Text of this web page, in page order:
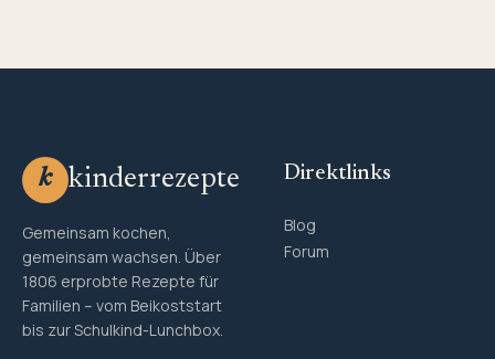
k kinderrezepte
Gemeinsam kochen,
gemeinsam wachsen. Über
1806 erprobte Rezepte für
Familien – vom Beikoststart
bis zur Schulkind-Lunchbox.
Direktlinks
Blog
Forum